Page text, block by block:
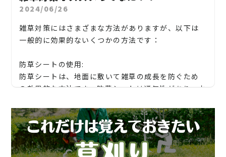
2024/06/26
雑草対策にはさまざまな方法がありますが、以下は
一般的に効果的ないくつかの方法です：
防草シートの使用:
防草シートは、地面に敷いて雑草の成長を防ぐため
の効果的な方法です。防草シートは通気性があり、水
庭や畑、花壇などの植え込みエリアに使用すること
ができます。
草刈りや除草:
青森県五所川原市、鯵ヶ沢町】青森県五所川原市